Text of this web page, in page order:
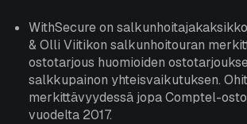
WithSecure on
& Olli Viitikon salkunhoitouran
ostotarjous huomioiden
salkkupainon yhteisvaikutuksen.
merkittävyydessä jopa Comptel-
vuodelta 2017.